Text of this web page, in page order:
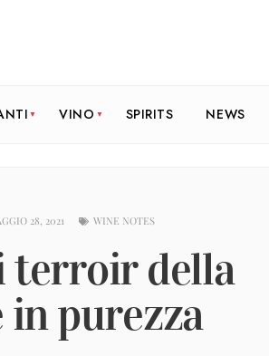
VINO SPIRITS NEWS
28, 2021 WINE NOTES
terroir della
purezza